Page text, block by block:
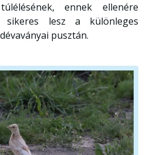
ennek ellenére
sikeres lesz a különleges
pusztán.